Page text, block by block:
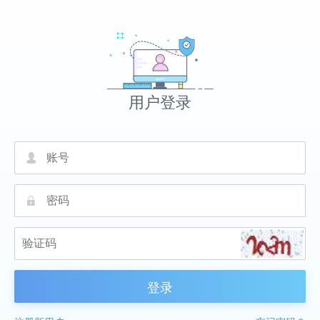
用户登录
넙
끕
登录